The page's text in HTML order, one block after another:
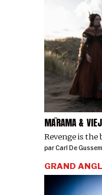
MĀRAMA &
Revenge is the
parCarl De Gussem
GRAND